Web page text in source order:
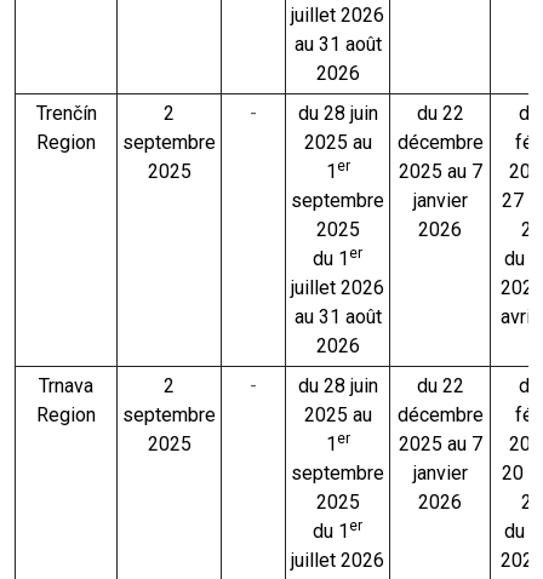
juillet 2026
au 31 août
2026
Trenčín
Region
2
septembre
2025
-
du 28 juin
2025 au
1er
septembre
2025
du 1er
juillet 2026
au 31 août
2026
du 22
décembre
2025 au 7
janvier
2026
27
du
avril
Trnava
Region
2
septembre
2025
-
du 28 juin
2025 au
1er
septembre
2025
du 1er
juillet 2026
du 22
décembre
2025 au 7
janvier
2026
20
du